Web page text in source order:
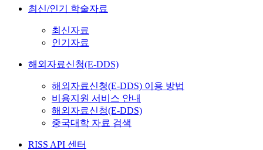
최신/인기 학술자료
최신자료
인기자료
해외자료신청(E-DDS)
해외자료신청(E-DDS) 이용 방법
비용지원 서비스 안내
해외자료신청(E-DDS)
중국대학 자료 검색
RISS API 센터